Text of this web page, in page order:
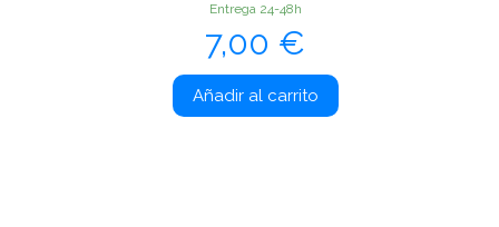
Entrega 24-48h
Precio
7,00 €
Añadir al carrito